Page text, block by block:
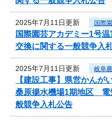
2025年7月11日更新 国際
国際園芸アカデミー1号
交換に関する一般競争入
2025年7月11日更新 岐阜
【建設工事】県営かんが
桑原揚水機場1期地区 電
般競争入札公告